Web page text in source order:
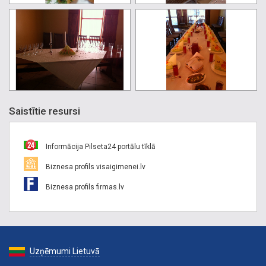
Saistītie resursi
Informācija Pilseta24 portālu tīklā
Biznesa profils visaigimenei.lv
Biznesa profils firmas.lv
Uzņēmumi Lietuvā